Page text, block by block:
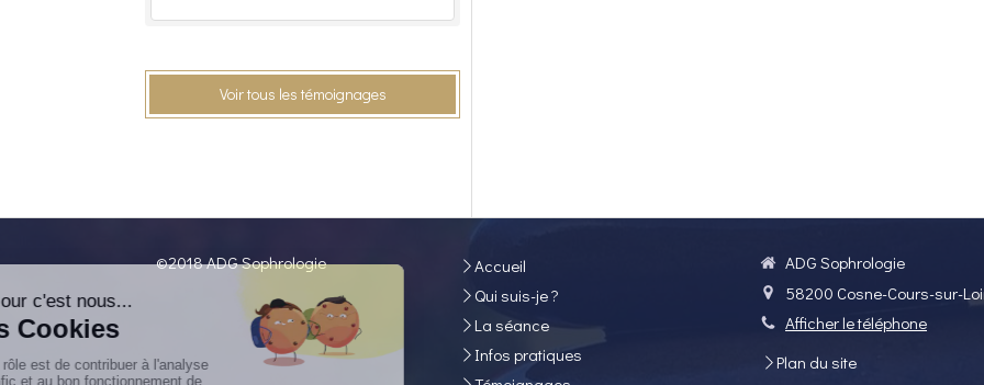
Voir tous les témoignages
©2018 ADG Sophrologie
Accueil
Qui suis-je ?
La séance
Infos pratiques
ADG Sophrologie
58200 Cosne-Cours-sur-
Afficher le téléphone
Plan du site